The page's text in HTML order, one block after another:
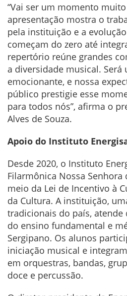
“Vai ser um momento
apresentação mostra o
pela instituição e a
começam do zero até
repertório reúne grandes
a diversidade musical. Será
emocionante, e nossa
público prestigie esse
para todos nós”, afirma o
Alves de Souza.
Apoio do Instituto
Desde 2020, o Instituto
Filarmônica Nossa Senhora
meio da Lei de Incentivo à
da Cultura. A instituição,
tradicionais do país, atende
do ensino fundamental e
Sergipano. Os alunos
iniciação musical e
em orquestras, bandas,
doce e percussão.